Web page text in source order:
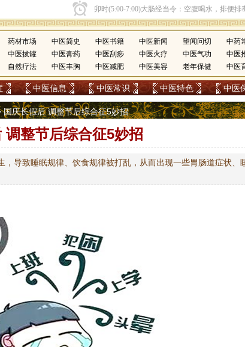
药材市场 中医简史 中医书籍 中医新闻 望闻问切
中药
中医拔罐 中医膏药 中医刮痧 中医火疗 中医气功
中医
自然疗法 中医丰胸 中医减肥 中医美容 老年保健 中医
中医信息 中医常识 中医特色 中医
庆长假后 调整节后综合征5妙招
调整节后综合征5妙招
导致睡眠规律、饮食规律被打乱，从而出现一些胃肠道症状、